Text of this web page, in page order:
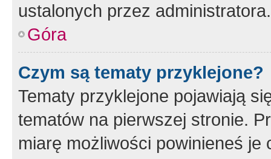
ustalonych przez administratora.
Góra
Czym są tematy przyklejone?
Tematy przyklejone pojawiają
tematów na pierwszej stronie.
miarę możliwości powinieneś je